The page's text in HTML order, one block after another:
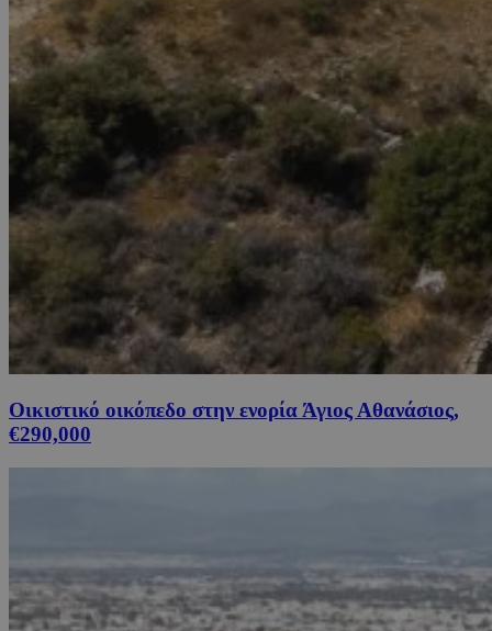
Οικιστικό οικόπεδο στην ενορία Άγιος Αθανάσιος,
€290,000